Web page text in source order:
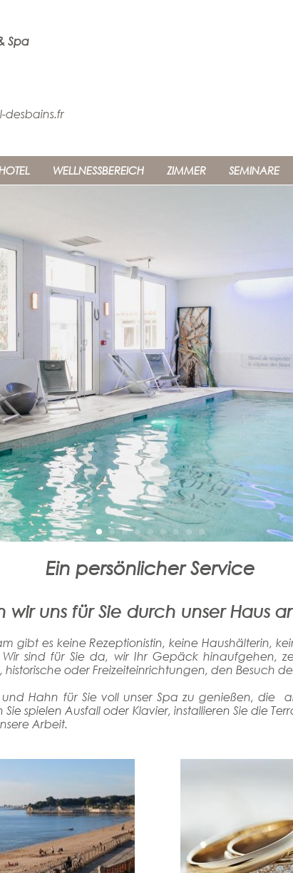
Spa
WELLNESSBEREICH ZIMMER SEMINARE
Ein persönlicher Service
uns für Sie durch unser Haus
gibt es keine Rezeptionistin, keine Haushälterin,
sind für Sie da, wir Ihr Gepäck hinaufgehen,
oder Freizeiteinrichtungen, den Besuch
Hahn für Sie voll unser Spa zu genießen,
spielen Ausfall oder Klavier, installieren Sie die
Arbeit.